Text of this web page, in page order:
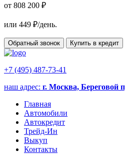
от 808 200 ₽
или 449 ₽/день.
Обратный звонок Купить в кредит
+7 (495) 487-73-41
наш адрес: г. Москва, Береговой
Главная
Автомобили
Автокредит
Трейд-Ин
Выкуп
Контакты